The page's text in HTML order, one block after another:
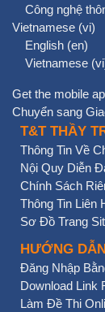
Công nghệ
Vietnamese ‎(vi)‎
English ‎(en)‎
Vietnamese
Get the mobile
Chuyển sang
T&T THẦY
Thông Tin Về
Nội Quy Diễn
Chính Sách
Thông Tin Liên
Sơ Đồ Trang
HƯỚNG
Đăng Nhập
Download Link
Làm Đề Thi